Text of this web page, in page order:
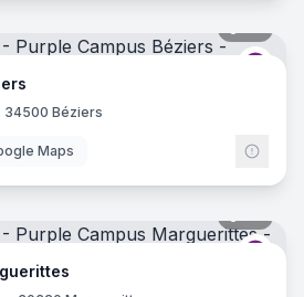
34500 Béziers
Maps